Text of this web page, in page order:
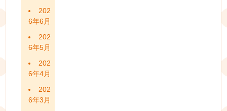
202
6年6月
202
6年5月
202
6年4月
202
6年3月